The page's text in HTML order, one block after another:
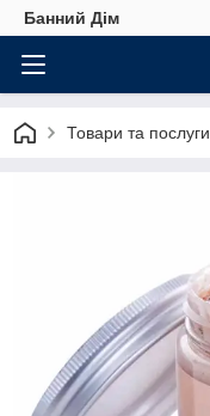
Банний Дім
Товари та послуги